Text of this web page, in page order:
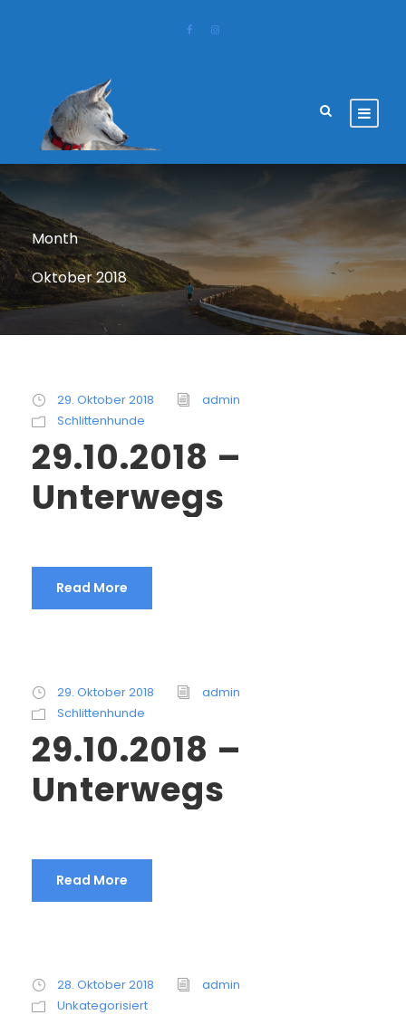
Month
Oktober 2018
29. Oktober 2018
admin
Schlittenhunde
29.10.2018 –
Unterwegs
Read More
29. Oktober 2018
admin
Schlittenhunde
29.10.2018 –
Unterwegs
Read More
28. Oktober 2018
admin
Unkategorisiert